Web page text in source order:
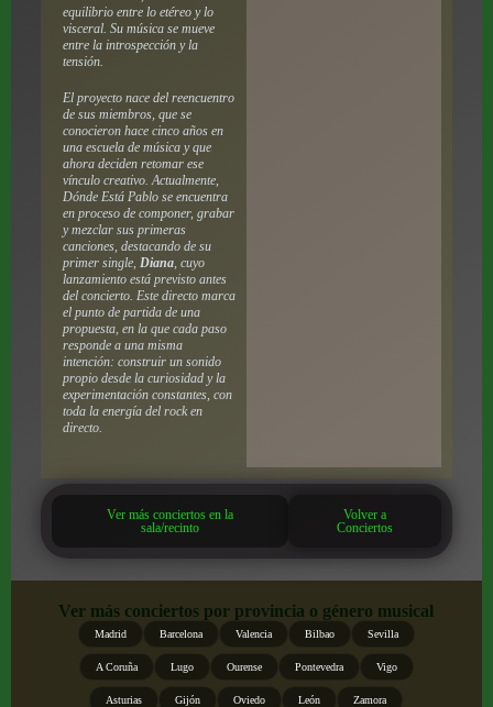
equilibrio entre lo etéreo y lo
visceral. Su música se mueve
entre la introspección y la
tensión.
El proyecto nace del reencuentro
de sus miembros, que se
conocieron hace cinco años en
una escuela de música y que
ahora deciden retomar ese
vínculo creativo. Actualmente,
Dónde Está Pablo se encuentra
en proceso de componer, grabar
y mezclar sus primeras
canciones, destacando de su
primer single, Diana, cuyo
lanzamiento está previsto antes
del concierto. Este directo marca
el punto de partida de una
propuesta, en la que cada paso
responde a una misma
intención: construir un sonido
propio desde la curiosidad y la
experimentación constantes, con
toda la energía del rock en
directo.
Ver más conciertos en la
sala/recinto
Volver a
Conciertos
Ver más conciertos por provincia o género musical
Madrid Barcelona Valencia Bilbao Sevilla
A Coruña Lugo Ourense Pontevedra Vigo
Asturias Gijón Oviedo León Zamora